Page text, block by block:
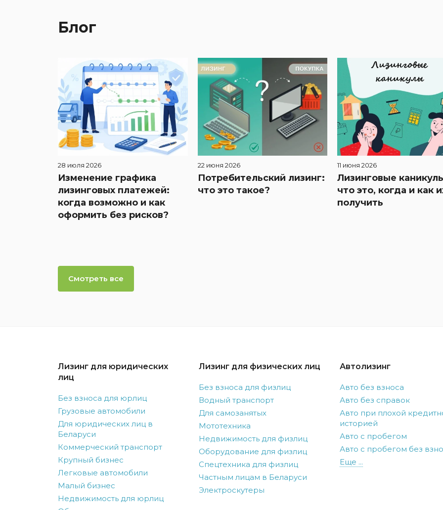
Блог
28 июля 2026
Изменение графика
лизинговых платежей:
когда возможно и как
оформить без рисков?
22 июня 2026
Потребительский лизинг:
что это такое?
11 июня 2026
Лизинговые
что это, когда и как
получить
Смотреть все
Лизинг для юридических
лиц
Без взноса для юрлиц
Грузовые автомобили
Для юридических лиц в
Беларуси
Коммерческий транспорт
Крупный бизнес
Легковые автомобили
Малый бизнес
Недвижимость для юрлиц
Лизинг для физических лиц
Без взноса для физлиц
Водный транспорт
Для самозанятых
Мототехника
Недвижимость для физлиц
Оборудование для физлиц
Спецтехника для физлиц
Частным лицам в Беларуси
Электроскутеры
Автолизинг
Авто без взноса
Авто без справок
Авто при плохой
историей
Авто с пробегом
Авто с пробегом без
Еще ...